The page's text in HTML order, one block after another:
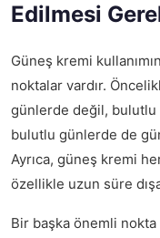
Edilmesi
Güneş kremi
noktalar vardır.
günlerde değil, bulutlu
bulutlu günlerde de
Ayrıca, güneş kremi
özellikle uzun süre
Bir başka önemli